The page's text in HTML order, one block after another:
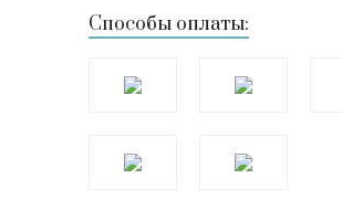
Способы оплаты: